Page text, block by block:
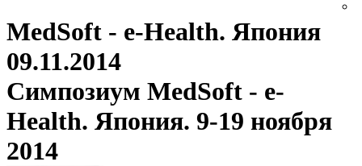
MedSoft - e-Health. Япония
09.11.2014
Симпозиум MedSoft - e-
Health. Япония. 9-19 ноября
2014